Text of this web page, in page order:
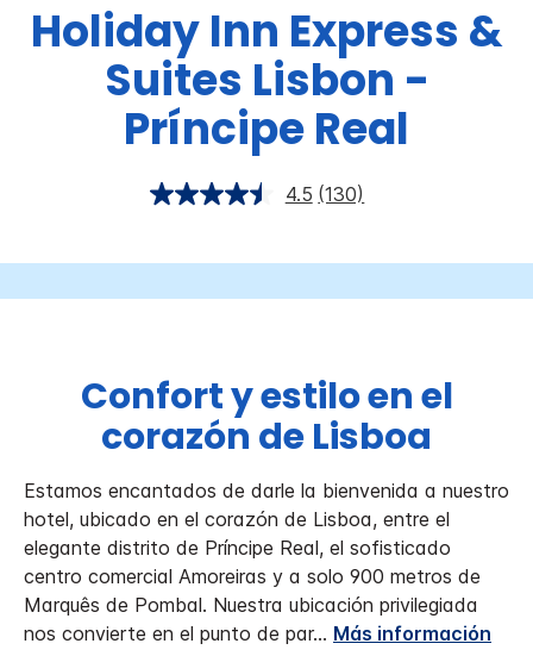
Holiday Inn Express &
Suites Lisbon -
Príncipe Real
4.5 (130)
Confort y estilo en el
corazón de Lisboa
Estamos encantados de darle la bienvenida a nuestro
hotel, ubicado en el corazón de Lisboa, entre el
elegante distrito de Príncipe Real, el sofisticado
centro comercial Amoreiras y a solo 900 metros de
Marquês de Pombal. Nuestra ubicación privilegiada
nos convierte en el punto de par... Más información